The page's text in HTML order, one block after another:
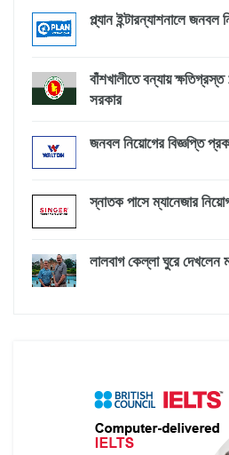
প্ল্যান ইন্টারন্যাশনালে জনবল
বাঁশখালীতে বন্যায়
সরকার
জনবল নিয়োগের বিজ্ঞপ্তি
স্নাতক পাসে ম্যানেজার নিয়োগ
লালবাগ কেল্লা ঘুরে দেখলেন